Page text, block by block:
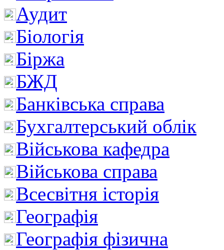
Аудит
Біологія
Біржа
БЖД
Банківська справа
Бухгалтерський облік
Військова кафедра
Військова справа
Всесвітня історія
Географія
Географія фізична